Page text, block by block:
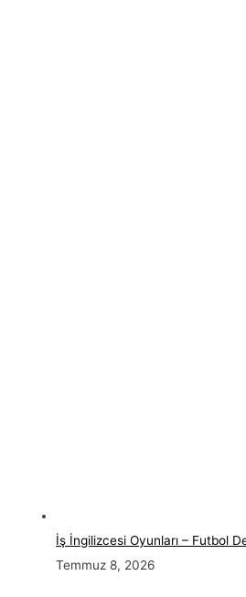
İş İngilizcesi Oyunları – Futbol
Temmuz 8, 2026